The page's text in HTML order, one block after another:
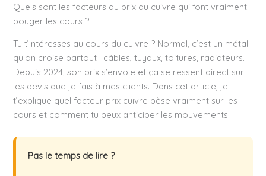
Quels sont les facteurs du prix du cuivre qui font vraiment
bouger les cours ?
Tu t’intéresses au cours du cuivre ? Normal, c’est un métal
qu’on croise partout : câbles, tuyaux, toitures, radiateurs.
Depuis 2024, son prix s’envole et ça se ressent direct sur
les devis que je fais à mes clients. Dans cet article, je
t’explique quel facteur prix cuivre pèse vraiment sur les
cours et comment tu peux anticiper les mouvements.
Pas le temps de lire ?